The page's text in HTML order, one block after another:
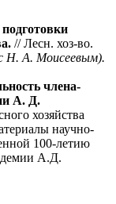
// Лесн. хоз-во.
Н. А. Моисеевым).
члена-
А. Д.
хозяйства
научно-
100-летию
А.Д.